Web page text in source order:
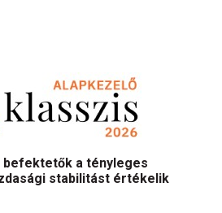
befektetők a tényleges
stabilitást értékelik